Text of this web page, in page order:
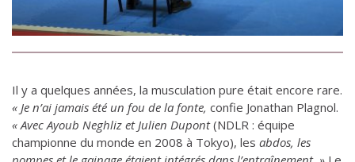
Il y a quelques années, la musculation pure était encore rare.
« Je n’ai jamais été un fou de la fonte, confie Jonathan Plagnol.
« Avec Ayoub Neghliz et Julien Dupont(NDLR : équipe
championne du monde en 2008 à Tokyo), les abdos, les